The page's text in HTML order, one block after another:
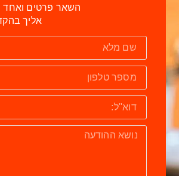
השאר פרטים ואחד
אליך